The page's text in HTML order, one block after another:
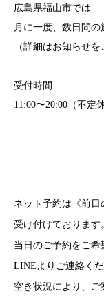
広島県福山市では
月に一度、数日間の
（詳細はお知らせを
受付時間
11:00〜20:00（不定休
ネット予約は《前日
受け付けております
当日のご予約をご希
LINEよりご連絡くだ
空き状況により、ご